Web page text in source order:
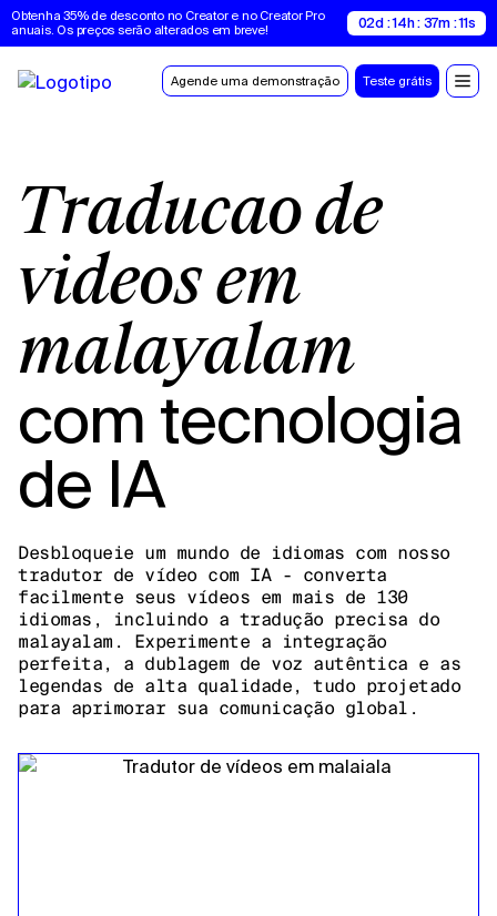
Obtenha 35% de desconto no Creator e no Creator Pro
anuais. Os preços serão alterados em breve!
02d : 14h : 37m : 10s
Agende uma demonstração Teste grátis
Tradução de
vídeos em
malayalam
com tecnologia
de IA
Desbloqueie um mundo de idiomas com nosso
tradutor de vídeo com IA - converta
facilmente seus vídeos em mais de 130
idiomas, incluindo a tradução precisa do
malayalam. Experimente a integração
perfeita, a dublagem de voz autêntica e as
legendas de alta qualidade, tudo projetado
para aprimorar sua comunicação global.